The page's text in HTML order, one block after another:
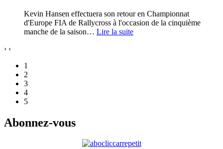
Kevin Hansen effectuera son retour en Championnat
d'Europe FIA de Rallycross à l'occasion de la cinquième
manche de la saison… Lire la suite
› ‹
1
2
3
4
5
Abonnez-vous